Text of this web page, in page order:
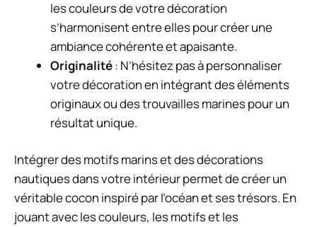
les couleurs de votre décoration
s’harmonisent entre elles pour créer une
ambiance cohérente et apaisante.
Originalité: N’hésitez pas à personnaliser
votre décoration en intégrant des éléments
originaux ou des trouvailles marines pour un
résultat unique.
Intégrer des motifs marins et des décorations
nautiques dans votre intérieur permet de créer un
véritable cocon inspiré par l’océan et ses trésors. En
jouant avec les couleurs, les motifs et les